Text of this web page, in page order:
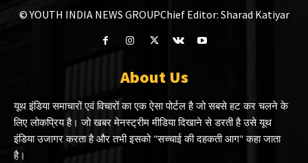
© YOUTH INDIA NEWS GROUPChief Editor: Sharad Katiyar
About Us
यूथ इंडिया समाचारों एवं विचारों का एक ऐसा पोर्टल है जो सबसे हट कर चलने के
लिए लोकप्रिय है। जो खबर मेनस्ट्रीम मीडिया दिखाने से डरती है उसे यूथ
इंडिया उजागर करता है और तभी इसको "सच्चाई की दहकती आग" कहा जाता
है।